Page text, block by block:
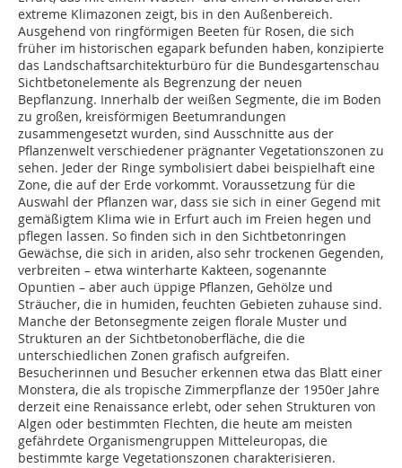
extreme Klimazonen zeigt, bis in den Außenbereich.
Ausgehend von ringförmigen Beeten für Rosen, die sich
früher im historischen egapark befunden haben, konzipierte
das Landschaftsarchitekturbüro für die Bundesgartenschau
Sichtbetonelemente als Begrenzung der neuen
Bepflanzung. Innerhalb der weißen Segmente, die im Boden
zu großen, kreisförmigen Beetumrandungen
zusammengesetzt wurden, sind Ausschnitte aus der
Pflanzenwelt verschiedener prägnanter Vegetationszonen zu
sehen. Jeder der Ringe symbolisiert dabei beispielhaft eine
Zone, die auf der Erde vorkommt. Voraussetzung für die
Auswahl der Pflanzen war, dass sie sich in einer Gegend mit
gemäßigtem Klima wie in Erfurt auch im Freien hegen und
pflegen lassen. So finden sich in den Sichtbetonringen
Gewächse, die sich in ariden, also sehr trockenen Gegenden,
verbreiten – etwa winterharte Kakteen, sogenannte
Opuntien – aber auch üppige Pflanzen, Gehölze und
Sträucher, die in humiden, feuchten Gebieten zuhause sind.
Manche der Betonsegmente zeigen florale Muster und
Strukturen an der Sichtbetonoberfläche, die die
unterschiedlichen Zonen grafisch aufgreifen.
Besucherinnen und Besucher erkennen etwa das Blatt einer
Monstera, die als tropische Zimmerpflanze der 1950er Jahre
derzeit eine Renaissance erlebt, oder sehen Strukturen von
Algen oder bestimmten Flechten, die heute am meisten
gefährdete Organismengruppen Mitteleuropas, die
bestimmte karge Vegetationszonen charakterisieren.